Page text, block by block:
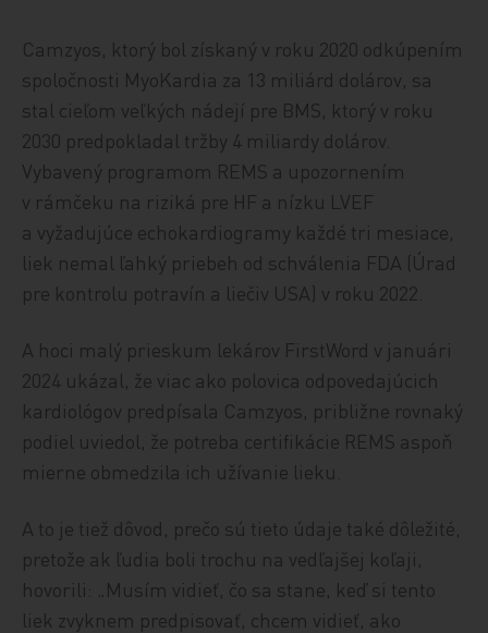
Camzyos, ktorý bol získaný v roku 2020 odkúpením
spoločnosti MyoKardia za 13 miliárd dolárov, sa
stal cieľom veľkých nádejí pre BMS, ktorý v roku
2030 predpokladal tržby 4 miliardy dolárov.
Vybavený programom REMS a upozornením
v rámčeku na riziká pre HF a nízku LVEF
a vyžadujúce echokardiogramy každé tri mesiace,
liek nemal ľahký priebeh od schválenia FDA (Úrad
pre kontrolu potravín a liečiv USA) v roku 2022.
A hoci malý prieskum lekárov FirstWord v januári
2024 ukázal, že viac ako polovica odpovedajúcich
kardiológov predpísala Camzyos, približne rovnaký
podiel uviedol, že potreba certifikácie REMS aspoň
mierne obmedzila ich užívanie lieku.
A to je tiež dôvod, prečo sú tieto údaje také dôležité,
pretože ak ľudia boli trochu na vedľajšej koľaji,
hovorili: „Musím vidieť, čo sa stane, keď si tento
liek zvyknem predpisovať, chcem vidieť, ako